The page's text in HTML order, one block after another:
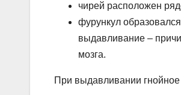
чирей расположен
фурункул
выдавливание –
мозга.
При выдавливании